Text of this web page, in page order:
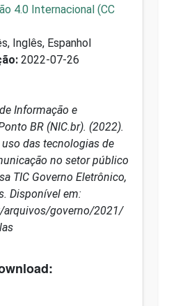
4.0 Internacional (CC
Inglês, Espanhol
2022-07-26
Informação e
BR (NIC.br). (2022).
das tecnologias de
no setor público
TIC Governo Eletrônico,
Disponível em:
governo/2021/